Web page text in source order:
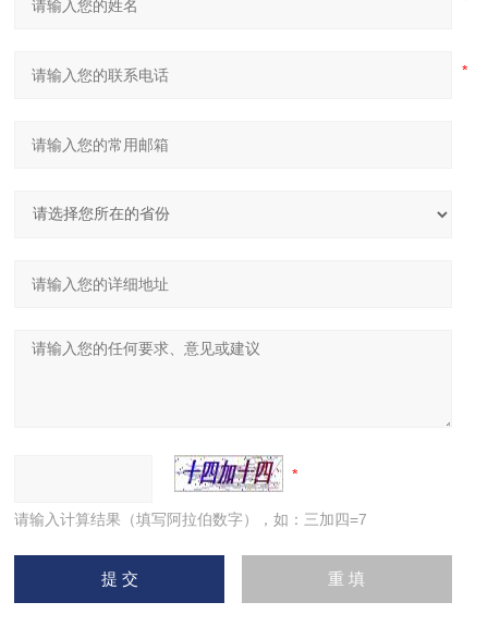
请输入计算结果（填写阿拉伯数字），如：三加四=7